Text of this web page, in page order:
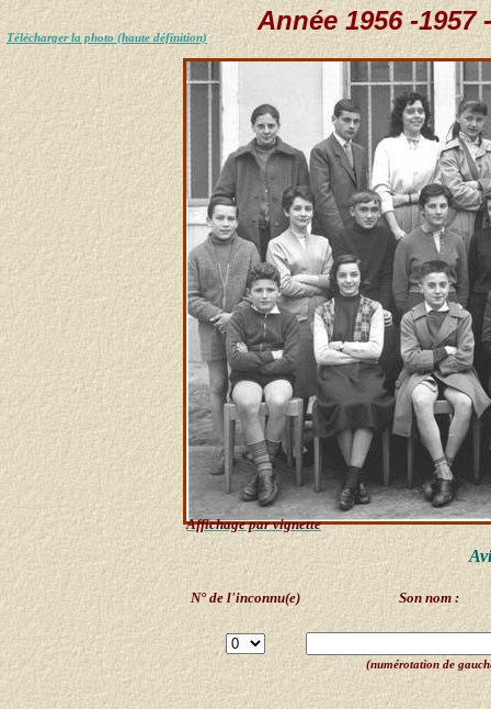
Affichage par vignette
Télécharger la photo (haute définition)
Année 1956 -1957
N° de l'inconnu(e) Son nom :
(numérotation de